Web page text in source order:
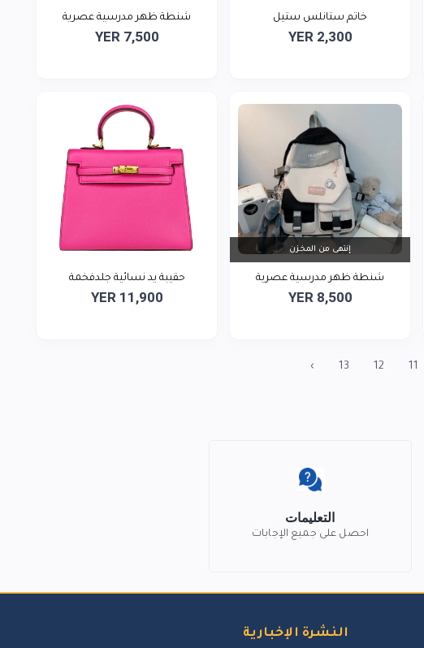
خاتم ستانلس ستيل
YER 2,300
شنطة ظهر مدرسية عصرية
YER 7,500
إنتهى من المخزن
شنطة ظهر مدرسية عصرية
YER 8,500
حقيبة يد نسائية جلدفخمة
YER 11,900
11
12
13
›
التعليمات
احصل على جميع الإجابات
النشرة الإخبارية